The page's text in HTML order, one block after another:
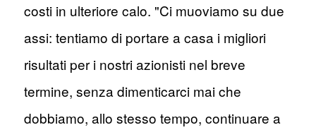
costi in ulteriore calo. "Ci muoviamo su due
assi: tentiamo di portare a casa i migliori
risultati per i nostri azionisti nel breve
termine, senza dimenticarci mai che
dobbiamo, allo stesso tempo, continuare a